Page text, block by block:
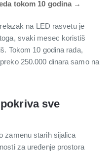
tokom 10 godina →
na LED rasvetu je
svaki mesec koristiš
Tokom 10 godina rada,
250.000 dinara samo na
sve
zamenu starih sijalica
za uređenje prostora